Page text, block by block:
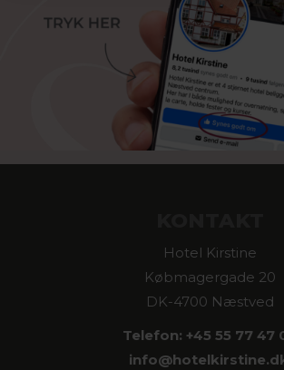
Hotel Kirstine
Købmagergade 20
DK-4700 Næstved
Telefon: +45 55 77 47
info@